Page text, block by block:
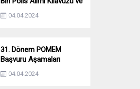
Başvuru Ekranı
04.04.2024
31. Dönem POMEM
Başvuru Aşamaları
Nelerdir? Ön Sağlık –
Parkur – Mülakat
04.04.2024